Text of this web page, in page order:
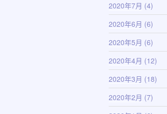
2020年7月 (4)
2020年6月 (6)
2020年5月 (6)
2020年4月 (12)
2020年3月 (18)
2020年2月 (7)